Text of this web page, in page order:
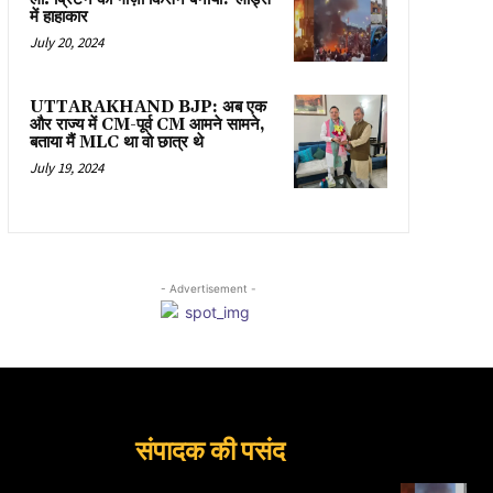
में हाहाकार
July 20, 2024
UTTARAKHAND BJP: अब एक
और राज्य में CM-पूर्व CM आमने सामने,
बताया मैं MLC था वो छात्र थे
July 19, 2024
- Advertisement -
संपादक की पसंद